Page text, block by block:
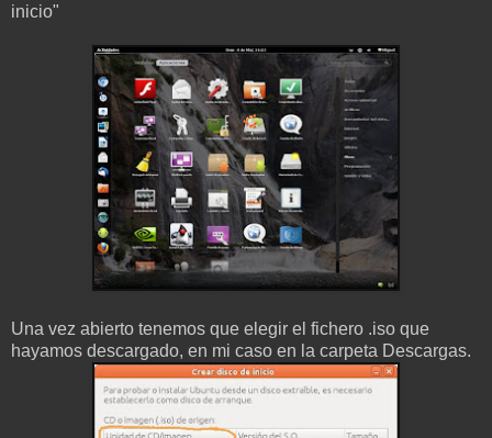
inicio"
Una vez abierto tenemos que elegir el fichero .iso que
hayamos descargado, en mi caso en la carpeta Descargas.